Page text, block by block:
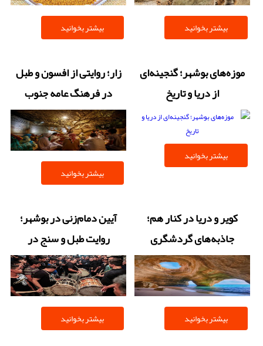
بیشتر بخوانید بیشتر بخوانید
موزه‌های بوشهر؛ گنجینه‌ای
از دریا و تاریخ
بیشتر بخوانید
زار؛ روایتی از افسون و طبل
در فرهنگ عامه جنوب
بیشتر بخوانید
کویر و دریا در کنار هم؛
جاذبه‌های گردشگری
بی‌نظیر بوشهر
بیشتر بخوانید
آیین دمام‌زنی در بوشهر؛
روایت طبل و سنج در
سوگواری‌ها
بیشتر بخوانید